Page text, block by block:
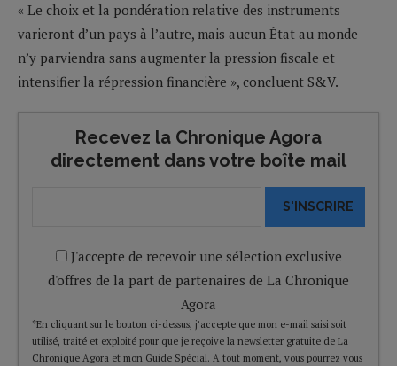
« Le choix et la pondération relative des instruments
varieront d’un pays à l’autre, mais aucun État au monde
n’y parviendra sans augmenter la pression fiscale et
intensifier la répression financière », concluent S&V.
Recevez la Chronique Agora
directement dans votre boîte mail
S'INSCRIRE
J'accepte de recevoir une sélection exclusive
d'offres de la part de partenaires de La Chronique
Agora
*En cliquant sur le bouton ci-dessus, j’accepte que mon e-mail saisi soit
utilisé, traité et exploité pour que je reçoive la newsletter gratuite de La
Chronique Agora et mon Guide Spécial. A tout moment, vous pourrez vous